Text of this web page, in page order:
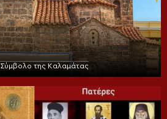
της Καλαμάτας